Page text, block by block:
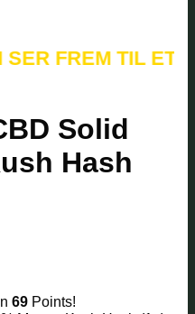
TIL ET NYT
Solid
Hash
69 Points!